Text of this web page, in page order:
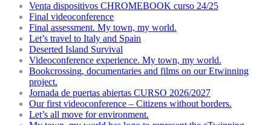
Venta dispositivos CHROMEBOOK curso 24/25
Final videoconference
Final assessment. My town, my world.
Let’s travel to Italy and Spain
Deserted Island Survival
Videoconference experience. My town, my world.
Bookcrossing, documentaries and films on our Etwinning
project.
Jornada de puertas abiertas CURSO 2026/2027
Our first videoconference – Citizens without borders.
Let’s all move for environment.